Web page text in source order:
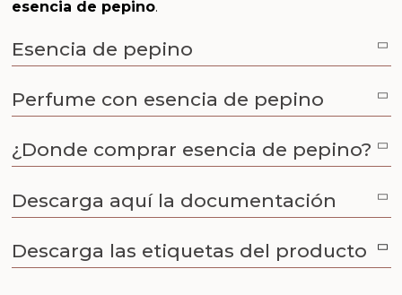
esencia de pepino.
Esencia de pepino
Perfume con esencia de pepino
¿Donde comprar esencia de pepino?
Descarga aquí la documentación
Descarga las etiquetas del producto